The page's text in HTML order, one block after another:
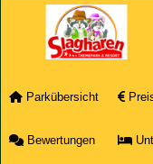
Parkübersicht
Bewertungen